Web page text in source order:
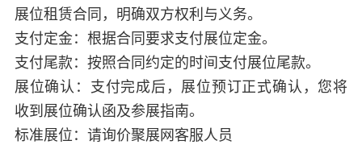
展位租赁合同，明确双方权利与义务。
支付定金：根据合同要求支付展位定金。
支付尾款：按照合同约定的时间支付展位尾款。
展位确认：支付完成后，展位预订正式确认，您将
收到展位确认函及参展指南。
标准展位：请询价聚展网客服人员